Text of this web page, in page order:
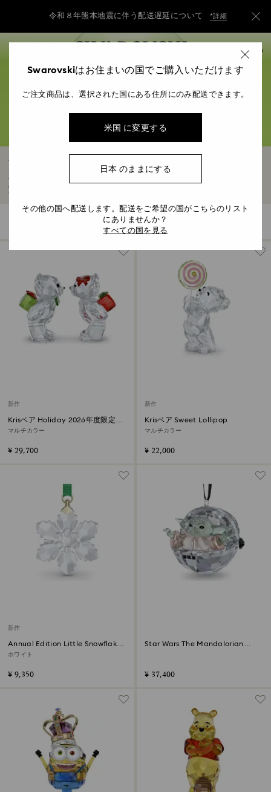
令和８年熊本地震に伴う配送遅延について *詳細
0 - Header
デコレーション＆オーナメント
えるデザインです。エレガントなホームデコールコレクションを探索して、あらゆ
る空間に輝きを添えましょう。
フィルター
フ
ィ
タ
る
新作
Krisベア Holiday 2026年度限定生
産品
マルチカラー
¥ 29,700
新作
Krisベア Sweet Lollipop
マルチカラー
¥ 22,000
新作
Annual Edition Little Snowflake
オーナメント 2026
ホワイト
¥ 9,350
Star Wars The Mandalorian
¥ 37,400
Swarovskiはお住まいの国でご購入いただけます
ご注文商品は、選択された国にある住所にのみ配送できます。
米国 に変更する
日本 のままにする
その他の国へ配送します。配送をご希望の国がこちらのリスト
にありませんか？
すべての国を見る